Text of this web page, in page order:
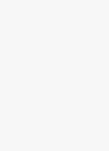
dan pelaku bisnis
menghadapi